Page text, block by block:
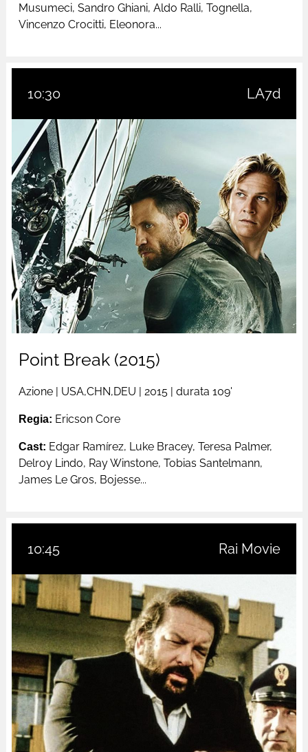
Musumeci, Sandro Ghiani, Aldo Ralli, Tognella,
Vincenzo Crocitti, Eleonora...
10:30 LA7d
Point Break (2015)
Azione | USA,CHN,DEU | 2015 | durata 109'
Regia: Ericson Core
Cast: Edgar Ramírez, Luke Bracey, Teresa Palmer,
Delroy Lindo, Ray Winstone, Tobias Santelmann,
James Le Gros, Bojesse...
10:45 Rai Movie